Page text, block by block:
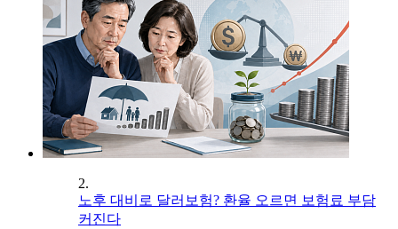
2.
노후 대비로 달러보험? 환율 오르면 보험료 부담
커진다